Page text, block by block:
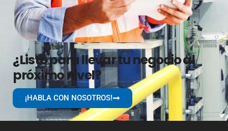
¿Listo para llevar tu negocio al
próximo nivel?
¡HABLA CON NOSOTROS!